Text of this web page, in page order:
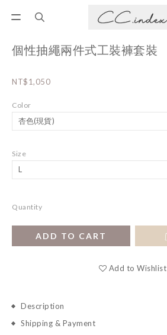
個性抽繩兩件式工裝褲套裝
NT$1,050
Color
Size
Quantity
ADD TO CART
Add to Wishlist
Description
Shipping & Payment